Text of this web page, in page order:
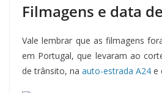
Filmagens e data
Vale lembrar que as filmagens
em Portugal, que levaram ao
de trânsito, na auto-estrada A24 e